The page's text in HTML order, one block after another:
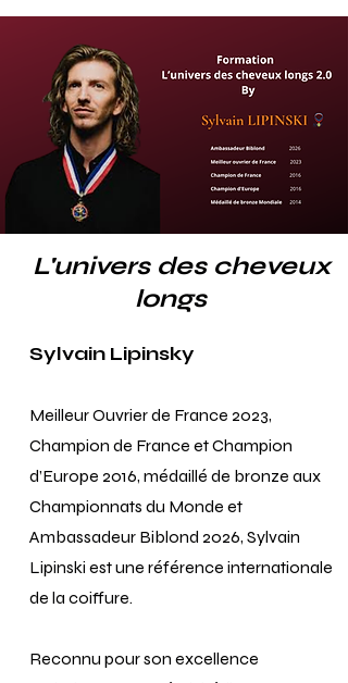
L'univers des cheveux
longs
Sylvain Lipinsky
Meilleur Ouvrier de France 2023,
Champion de France et Champion
d’Europe 2016, médaillé de bronze aux
Championnats du Monde et
Ambassadeur Biblond 2026, Sylvain
Lipinski est une référence internationale
de la coiffure.
Reconnu pour son excellence